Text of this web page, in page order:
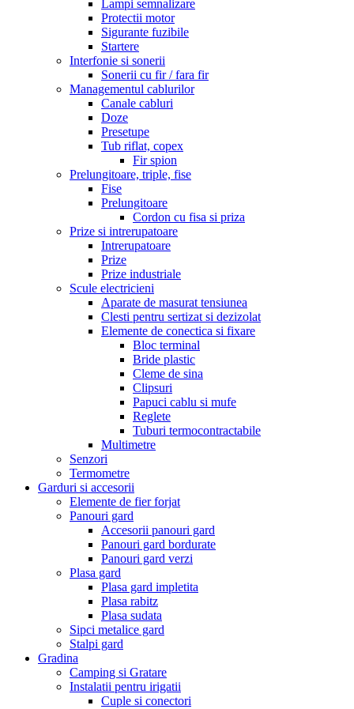
Lampi semnalizare
Protectii motor
Sigurante fuzibile
Startere
Interfonie si sonerii
Sonerii cu fir / fara fir
Managementul cablurilor
Canale cabluri
Doze
Presetupe
Tub riflat, copex
Fir spion
Prelungitoare, triple, fise
Fise
Prelungitoare
Cordon cu fisa si priza
Prize si intrerupatoare
Intrerupatoare
Prize
Prize industriale
Scule electricieni
Aparate de masurat tensiunea
Clesti pentru sertizat si dezizolat
Elemente de conectica si fixare
Bloc terminal
Bride plastic
Cleme de sina
Clipsuri
Papuci cablu si mufe
Reglete
Tuburi termocontractabile
Multimetre
Senzori
Termometre
Garduri si accesorii
Elemente de fier forjat
Panouri gard
Accesorii panouri gard
Panouri gard bordurate
Panouri gard verzi
Plasa gard
Plasa gard impletita
Plasa rabitz
Plasa sudata
Sipci metalice gard
Stalpi gard
Gradina
Camping si Gratare
Instalatii pentru irigatii
Cuple si conectori